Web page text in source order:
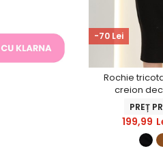
-70 Lei
Rochie
creion
PREȚ
199,99